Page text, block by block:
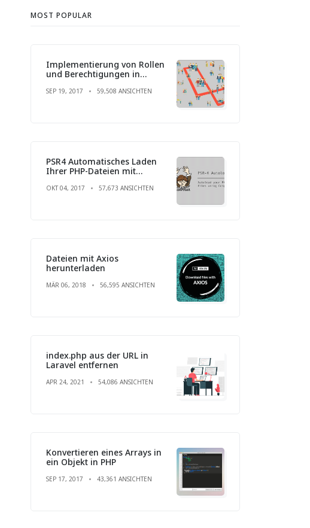
MOST POPULAR
Implementierung von Rollen
und Berechtigungen in
SEP 19, 2017 59,508 ANSICHTEN
PSR4 Automatisches Laden
Ihrer PHP-Dateien mit
OKT 04, 2017 57,673 ANSICHTEN
Dateien mit Axios
herunterladen
MÄR 06, 2018 56,595 ANSICHTEN
index.php aus der URL in
Laravel entfernen
APR 24, 2021 54,086 ANSICHTEN
Konvertieren eines Arrays in
ein Objekt in PHP
SEP 17, 2017 43,361 ANSICHTEN